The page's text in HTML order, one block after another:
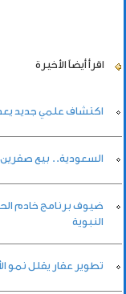
اقرأ أيضاً الأخيرة
اكتشاف علمي جديد
السعودية.. بيع صقرين بـ540 ألف ريال في مزاد
ضيوف برنامج خادم
النبوية
تطوير عقار يقلل نمو